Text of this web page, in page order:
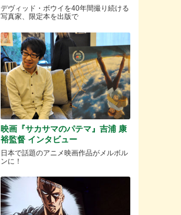
デヴィッド・ボウイを40年間撮り続ける
写真家、限定本を出版で
映画『サカサマのパテマ』吉浦 康
裕監督 インタビュー
日本で話題のアニメ映画作品がメルボル
ンに！